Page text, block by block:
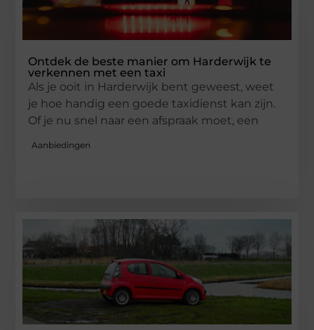
Ontdek de beste manier om Harderwijk te
verkennen met een taxi
Als je ooit in Harderwijk bent geweest, weet
je hoe handig een goede taxidienst kan zijn.
Of je nu snel naar een afspraak moet, een
Aanbiedingen